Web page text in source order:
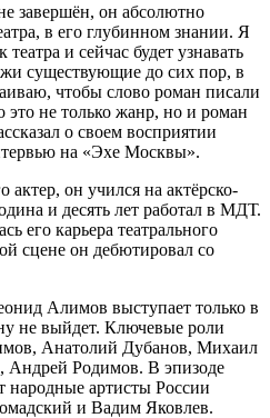
завершён, он абсолютно
в его глубинном знании. Я
и сейчас будет узнавать
существующие до сих пор, в
чтобы слово роман писали
не только жанр, но и роман
о своем восприятии
на «Эхе Москвы».
он учился на актёрско-
и десять лет работал в МДТ.
его карьера театрального
сцене он дебютировал со
Алимов выступает только в
не выйдет. Ключевые роли
Анатолий Дубанов, Михаил
Андрей Родимов. В эпизоде
артисты России
и Вадим Яковлев.